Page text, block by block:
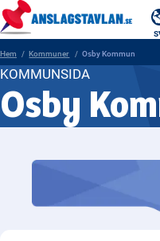
Hem Kommuner Osby Kommun
KOMMUNSIDA
Osby